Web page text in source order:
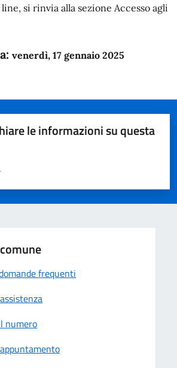
si rinvia alla sezione Accesso agli
venerdì, 17 gennaio 2025
le informazioni su questa
pagina
5 stelle su 5
stelle su 5
su 5
5
frequenti
numero